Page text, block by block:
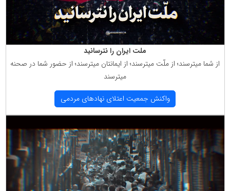
ملت ایران را نترسانید
از شما میترسند؛ از ملّت میترسند؛ از ایمانتان میترسند؛ از حضور شما در صحنه
میترسند
واكنش جمعیت اعتلای نهادهای مردمی